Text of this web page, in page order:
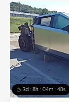
3d : 8h : 04m : 48s